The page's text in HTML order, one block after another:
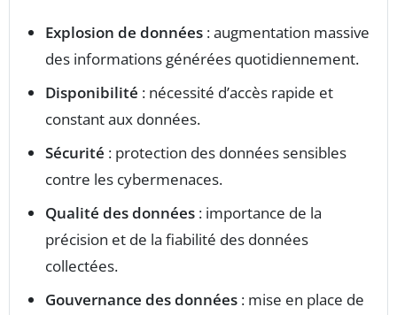
Explosion de données : augmentation massive
des informations générées quotidiennement.
Disponibilité : nécessité d’accès rapide et
constant aux données.
Sécurité : protection des données sensibles
contre les cybermenaces.
Qualité des données : importance de la
précision et de la fiabilité des données
collectées.
Gouvernance des données : mise en place de